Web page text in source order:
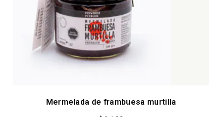
Mermelada de frambuesa murtilla